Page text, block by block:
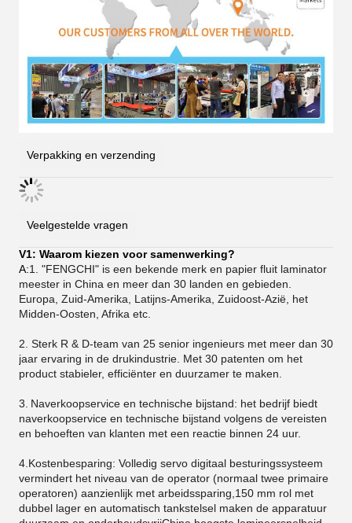
Verpakking en verzending
Veelgestelde vragen
V1: Waarom kiezen voor samenwerking?
A:1. "FENGCHI" is een bekende merk en papier fluit laminator
meester in China en meer dan 30 landen en gebieden.
Europa, Zuid-Amerika, Latijns-Amerika, Zuidoost-Azië, het
Midden-Oosten, Afrika etc.
2. Sterk R & D-team van 25 senior ingenieurs met meer dan 30
jaar ervaring in de drukindustrie. Met 30 patenten om het
product stabieler, efficiënter en duurzamer te maken.
3. Naverkoopservice en technische bijstand: het bedrijf biedt
naverkoopservice en technische bijstand volgens de vereisten
en behoeften van klanten met een reactie binnen 24 uur.
4.Kostenbesparing: Volledig servo digitaal besturingssysteem
vermindert het niveau van de operator (normaal twee primaire
operatoren) aanzienlijk met arbeidssparing,150 mm rol met
dubbel lager en automatisch tankstelsel maken de apparatuur